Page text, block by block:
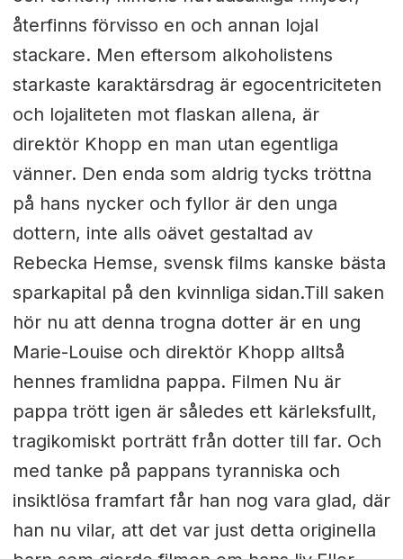
återfinns förvisso en och annan lojal
stackare. Men eftersom alkoholistens
starkaste karaktärsdrag är egocentriciteten
och lojaliteten mot flaskan allena, är
direktör Khopp en man utan egentliga
vänner. Den enda som aldrig tycks tröttna
på hans nycker och fyllor är den unga
dottern, inte alls oävet gestaltad av
Rebecka Hemse, svensk films kanske bästa
sparkapital på den kvinnliga sidan.Till saken
hör nu att denna trogna dotter är en ung
Marie-Louise och direktör Khopp alltså
hennes framlidna pappa. Filmen Nu är
pappa trött igen är således ett kärleksfullt,
tragikomiskt porträtt från dotter till far. Och
med tanke på pappans tyranniska och
insiktlösa framfart får han nog vara glad, där
han nu vilar, att det var just detta originella